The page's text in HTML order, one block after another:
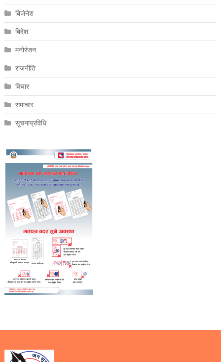
बिजेनेश
बिदेश
मनोरंजन
राजनीति
विचार
समाचार
सूचनाप्रविधि